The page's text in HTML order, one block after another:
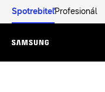
SpotrebiteľProfesionál
Menu